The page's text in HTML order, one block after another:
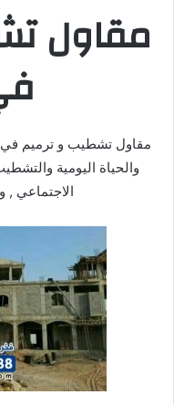
مقاول
مقاول تشطيب و ترميم
والحياة اليومية
الاجتماعي ,